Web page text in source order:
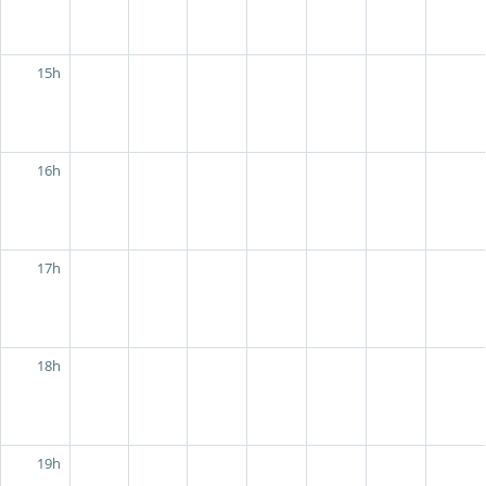
15h
16h
17h
18h
19h